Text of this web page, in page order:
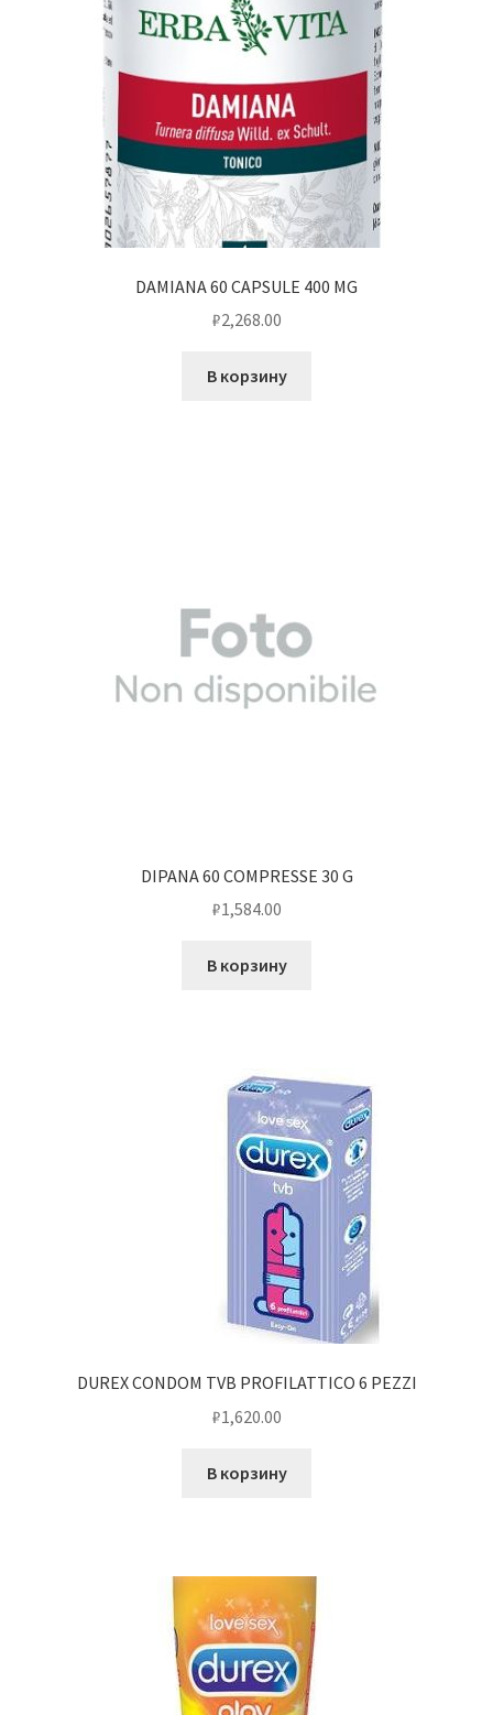
DAMIANA 60 CAPSULE 400 MG
₽2,268.00
В корзину
DIPANA 60 COMPRESSE 30 G
₽1,584.00
В корзину
DUREX CONDOM TVB PROFILATTICO 6 PEZZI
₽1,620.00
В корзину